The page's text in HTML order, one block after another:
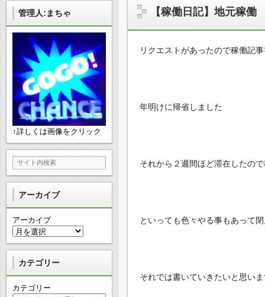
【稼働日記】地元稼
リクエストがあったので稼働記
年明けに帰省しました
それから２週間ほど滞在したの
といっても色々やる事もあって
それでは書いていきたいと思い
管理人:まちゃ
↑詳しくは画像をクリック
アーカイブ
アーカイブ
カテゴリー
カテゴリー